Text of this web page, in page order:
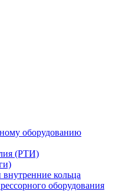
оборудованию
(РТИ)
кольца
оборудования